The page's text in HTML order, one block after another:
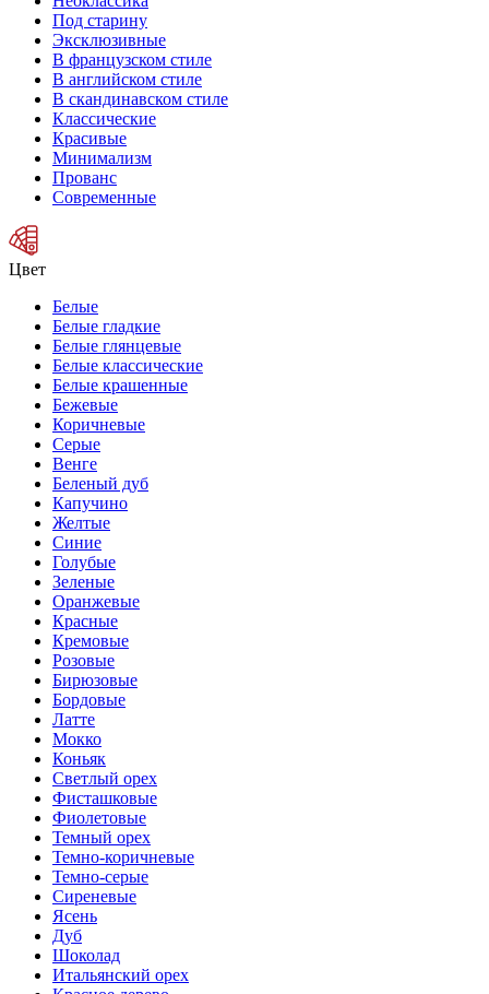
Под старину
Эксклюзивные
В французском стиле
В английском стиле
В скандинавском стиле
Классические
Красивые
Минимализм
Прованс
Современные
Цвет
Белые
Белые гладкие
Белые глянцевые
Белые классические
Белые крашенные
Бежевые
Коричневые
Серые
Венге
Беленый дуб
Капучино
Желтые
Синие
Голубые
Зеленые
Оранжевые
Красные
Кремовые
Розовые
Бирюзовые
Бордовые
Латте
Мокко
Коньяк
Светлый орех
Фисташковые
Фиолетовые
Темный орех
Темно-коричневые
Темно-серые
Сиреневые
Ясень
Дуб
Шоколад
Итальянский орех